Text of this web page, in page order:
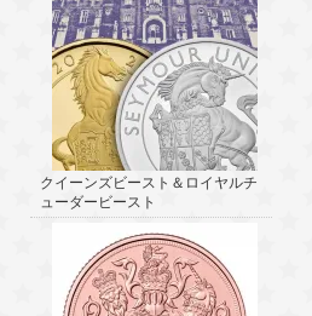
クイーンズビースト＆ロイヤルチ
ューダービースト